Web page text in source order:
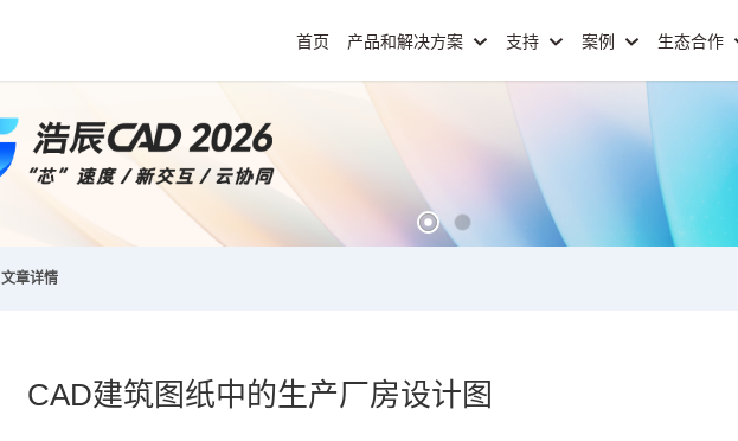
首页 产品和解决方案 支持 案例 生态合作
文章详情
CAD建筑图纸中的生产厂房设计图